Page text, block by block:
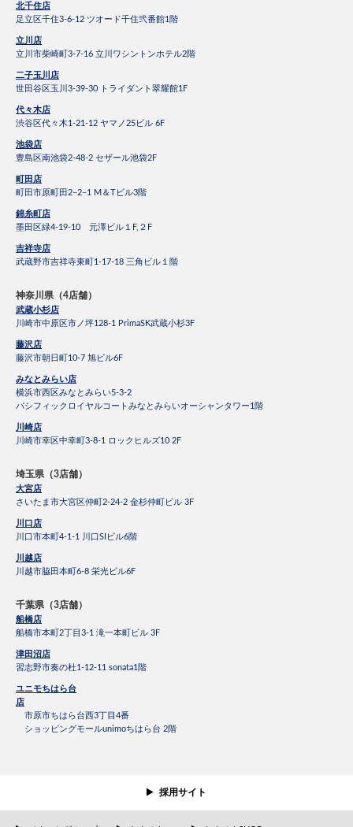
北千住店
足立区千住3-6-12 ツオード千住弐番館1階
立川店
立川市柴崎町3-7-16 立川ワシントンホテル2階
二子玉川店
世田谷区玉川3-39-30 トライダント翠耀館1F
代々木店
渋谷区代々木1-21-12 ヤマノ25ビル 6F
池袋店
豊島区南池袋2-48-2 セザール池袋2F
町田店
町田市原町田2−2−1 M＆Tビル3階
錦糸町店
墨田区緑4-19-10 元澤ビル１F,２F
吉祥寺店
武蔵野市吉祥寺東町1-17-18 三角ビル１階
神奈川県（4店舗）
武蔵小杉店
川崎市中原区市ノ坪128-1 PrimaSK武蔵小杉3F
藤沢店
藤沢市朝日町10-7 旭ビル6F
みなとみらい店
横浜市西区みなとみらい5-3-2
パシフィックロイヤルコートみなとみらいオーシャンタワー1階
川崎店
川崎市幸区中幸町3-8-1 ロックヒルズ10 2F
埼玉県（3店舗）
大宮店
さいたま市大宮区仲町2-24-2 金杉仲町ビル 3F
川口店
川口市本町4-1-1 川口SIビル6階
川越店
川越市脇田本町6-8 栄光ビル6F
千葉県（3店舗）
船橋店
船橋市本町2丁目3-1 滝一本町ビル 3F
津田沼店
習志野市奏の杜1-12-11 sonata1階
ユニモちはら台
店
市原市ちはら台西3丁目4番
ショッピングモールunimoちはら台 2階
採用サイト